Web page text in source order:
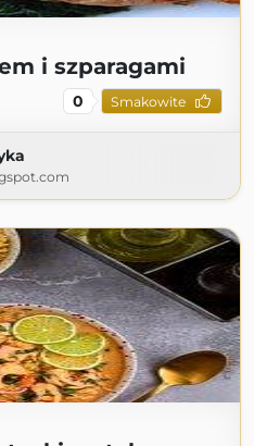
i szparagami
0 Smakowite